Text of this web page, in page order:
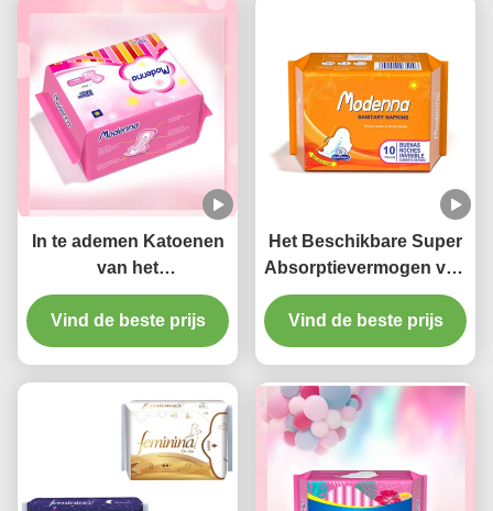
In te ademen Katoenen
van het
Vrouwenmaandverband
Zachte 100%
Organische Sanitaire
Vind de beste prijs
Het Beschikbare Super
Absorptievermogen van
vrouwensunny cotton
menstrual pad winged
Vind de beste prijs